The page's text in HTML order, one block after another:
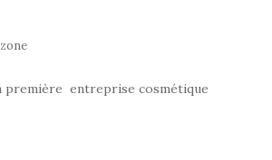
première entreprise cosmétique